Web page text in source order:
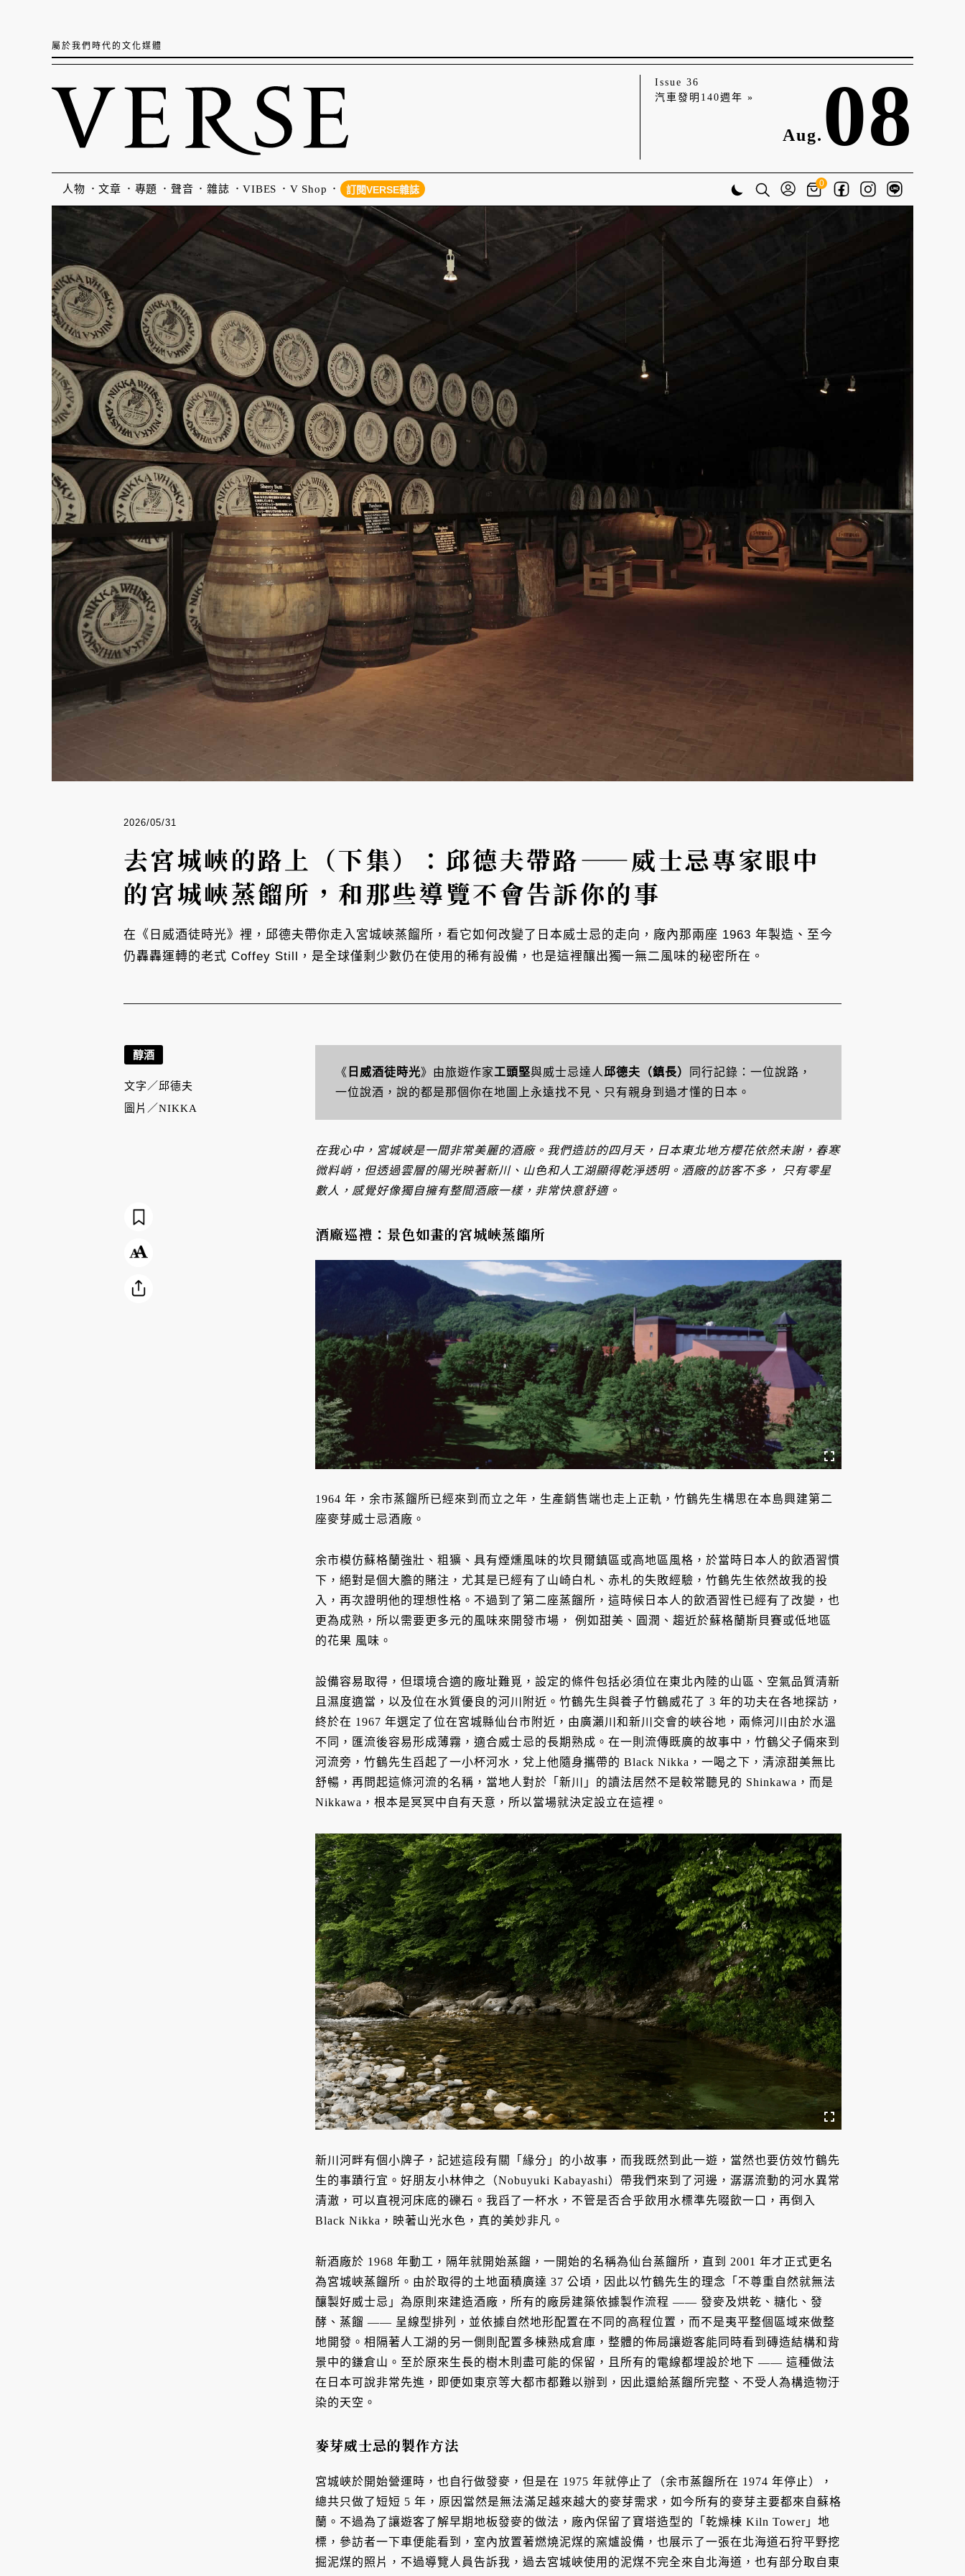
屬於我們時代的文化媒體
Issue 36
汽車發明140週年 »
Aug. 08
人物 文章 專題 聲音 雜誌 VIBES V Shop 訂閱VERSE雜誌
0
2026/05/31
去宮城峽的路上（下集）：邱德夫帶路——威士忌專家眼中
的宮城峽蒸餾所，和那些導覽不會告訴你的事
在《日威酒徒時光》裡，邱德夫帶你走入宮城峽蒸餾所，看它如何改變了日本威士忌的走向，廠內那兩座 1963 年製造、至今
仍轟轟運轉的老式 Coffey Still，是全球僅剩少數仍在使用的稀有設備，也是這裡釀出獨一無二風味的秘密所在。
《 日威酒徒時光》由旅遊作家工頭堅與威士忌達人邱德夫（鎮長）
同行記錄：一位說路，
一位說酒，說的都是那個你在地圖上永遠找不見、只有親身到過才懂的日本。
在我心中，宮城峽是一間非常美麗的酒廠。我們造訪的四月天，日本東北地方櫻花依然未謝，春寒
微料峭，但透過雲層的陽光映著新川、山色和人工湖顯得乾淨透明。酒廠的訪客不多，
只有零星
數人，感覺好像獨自擁有整間酒廠一樣，非常快意舒適。
酒廠巡禮：景色如畫的宮城峽蒸餾所
1964 年，余市蒸餾所已經來到而立之年，生產銷售端也走上正軌，竹鶴先生構思在本島興建第二
座麥芽威士忌酒廠。
余市模仿蘇格蘭強壯、粗獷、具有煙燻風味的坎貝爾鎮區或高地區風格，於當時日本人的飲酒習慣
下，絕對是個大膽的賭注，尤其是已經有了山崎白札、赤札的失敗經驗，竹鶴先生依然故我的投
入，再次證明他的理想性格。不過到了第二座蒸餾所，這時候日本人的飲酒習性已經有了改變，也
更為成熟，所以需要更多元的風味來開發市場， 例如甜美、圓潤、趨近於蘇格蘭斯貝賽或低地區
的花果 風味。
設備容易取得，但環境合適的廠址難覓，設定的條件包括必須位在東北內陸的山區、空氣品質清新
且濕度適當，以及位在水質優良的河川附近。竹鶴先生與養子竹鶴威花了 3 年的功夫在各地探訪，
終於在 1967 年選定了位在宮城縣仙台市附近，由廣瀨川和新川交會的峽谷地，兩條河川由於水溫
不同，匯流後容易形成薄霧，適合威士忌的長期熟成。在一則流傳既廣的故事中，竹鶴父子倆來到
河流旁，竹鶴先生舀起了一小杯河水，兌上他隨身攜帶的 Black Nikka，一喝之下，清涼甜美無比
舒暢，再問起這條河流的名稱，當地人對於「新川」的讀法居然不是較常聽見的 Shinkawa，而是
Nikkawa，根本是冥冥中自有天意，所以當場就決定設立在這裡。
新川河畔有個小牌子，記述這段有關「緣分」的小故事，而我既然到此一遊，當然也要仿效竹鶴先
生的事蹟行宜。好朋友小林伸之（Nobuyuki Kabayashi）帶我們來到了河邊，潺潺流動的河水異常
清澈，可以直視河床底的礫石。我舀了一杯水，不管是否合乎飲用水標準先啜飲一口，再倒入
Black Nikka，映著山光水色，真的美妙非凡。
新酒廠於 1968 年動工，隔年就開始蒸餾，一開始的名稱為仙台蒸餾所，直到 2001 年才正式更名
為宮城峽蒸餾所。由於取得的土地面積廣達 37 公頃，因此以竹鶴先生的理念「不尊重自然就無法
釀製好威士忌」為原則來建造酒廠，所有的廠房建築依據製作流程 —— 發麥及烘乾、糖化、發
酵、蒸餾 —— 呈線型排列，並依據自然地形配置在不同的高程位置，而不是夷平整個區域來做整
地開發。相隔著人工湖的另一側則配置多棟熟成倉庫，整體的佈局讓遊客能同時看到磚造結構和背
景中的鎌倉山。至於原來生長的樹木則盡可能的保留，且所有的電線都埋設於地下 —— 這種做法
在日本可說非常先進，即便如東京等大都市都難以辦到，因此還給蒸餾所完整、不受人為構造物汙
染的天空。
麥芽威士忌的製作方法
宮城峽於開始營運時，也自行做發麥，但是在 1975 年就停止了（余市蒸餾所在 1974 年停止），
總共只做了短短 5 年，原因當然是無法滿足越來越大的麥芽需求，如今所有的麥芽主要都來自蘇格
蘭。不過為了讓遊客了解早期地板發麥的做法，廠內保留了寶塔造型的「乾燥棟 Kiln Tower」地
標，參訪者一下車便能看到，室內放置著燃燒泥煤的窯爐設備，也展示了一張在北海道石狩平野挖
掘泥煤的照片，不過導覽人員告訴我，過去宮城峽使用的泥煤不完全來自北海道，也有部分取自東
醇酒
文字／ 邱德夫
圖片／NIKKA